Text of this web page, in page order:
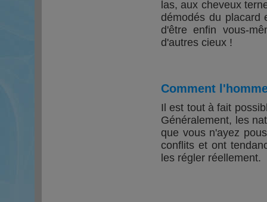
las, aux cheveux
démodés du placard
d'être enfin vous-
d'autres cieux !
Comment
Il est tout à fait
Généralement, les
que vous n'ayez
conflits et ont
les régler réellement.